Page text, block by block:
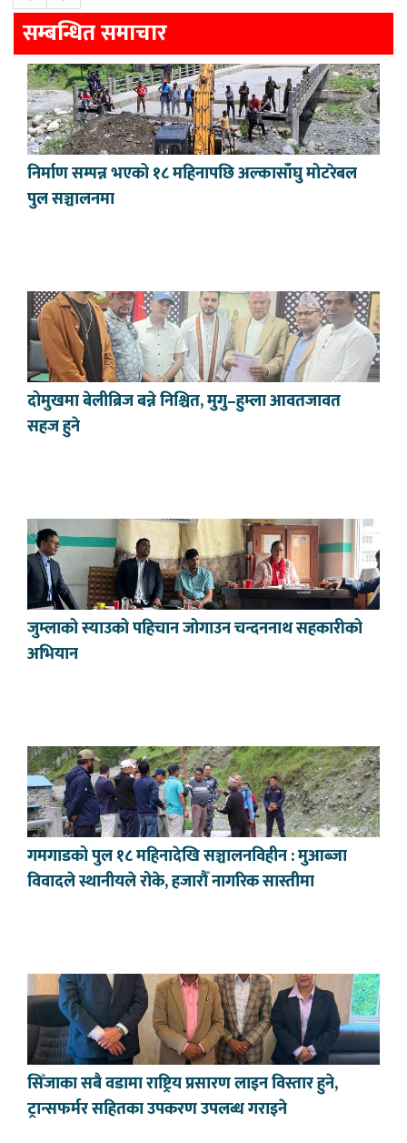
सम्बन्धित समाचार
निर्माण सम्पन्न भएको १८ महिनापछि अल्कासाँघु मोटरेबल
पुल सञ्चालनमा
दोमुखमा बेलीब्रिज बन्ने निश्चित, मुगु–हुम्ला आवतजावत
सहज हुने
जुम्लाको स्याउको पहिचान जोगाउन चन्दननाथ सहकारीको
अभियान
गमगाडको पुल १८ महिनादेखि सञ्चालनविहीन : मुआब्जा
विवादले स्थानीयले रोके, हजारौँ नागरिक सास्तीमा
सिँजाका सबै वडामा राष्ट्रिय प्रसारण लाइन विस्तार हुने,
ट्रान्सफर्मर सहितका उपकरण उपलब्ध गराइने